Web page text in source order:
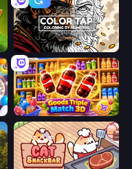
Color Tap: Coloring by Numbers
Goods Triple Match 3D